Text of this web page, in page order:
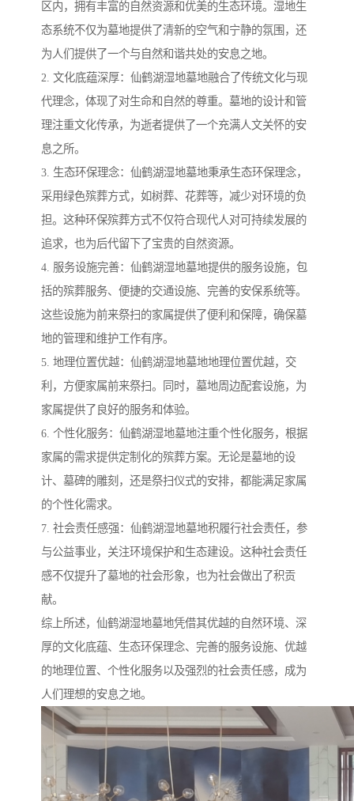
区内，拥有丰富的自然资源和优美的生态环境。湿地生
态系统不仅为墓地提供了清新的空气和宁静的氛围，还
为人们提供了一个与自然和谐共处的安息之地。
2. 文化底蕴深厚：仙鹤湖湿地墓地融合了传统文化与现
代理念，体现了对生命和自然的尊重。墓地的设计和管
理注重文化传承，为逝者提供了一个充满人文关怀的安
息之所。
3. 生态环保理念：仙鹤湖湿地墓地秉承生态环保理念，
采用绿色殡葬方式，如树葬、花葬等，减少对环境的负
担。这种环保殡葬方式不仅符合现代人对可持续发展的
追求，也为后代留下了宝贵的自然资源。
4. 服务设施完善：仙鹤湖湿地墓地提供的服务设施，包
括的殡葬服务、便捷的交通设施、完善的安保系统等。
这些设施为前来祭扫的家属提供了便利和保障，确保墓
地的管理和维护工作有序。
5. 地理位置优越：仙鹤湖湿地墓地地理位置优越，交
利，方便家属前来祭扫。同时，墓地周边配套设施，为
家属提供了良好的服务和体验。
6. 个性化服务：仙鹤湖湿地墓地注重个性化服务，根据
家属的需求提供定制化的殡葬方案。无论是墓地的设
计、墓碑的雕刻，还是祭扫仪式的安排，都能满足家属
的个性化需求。
7. 社会责任感强：仙鹤湖湿地墓地积履行社会责任，参
与公益事业，关注环境保护和生态建设。这种社会责任
感不仅提升了墓地的社会形象，也为社会做出了积贡
献。
综上所述，仙鹤湖湿地墓地凭借其优越的自然环境、深
厚的文化底蕴、生态环保理念、完善的服务设施、优越
的地理位置、个性化服务以及强烈的社会责任感，成为
人们理想的安息之地。